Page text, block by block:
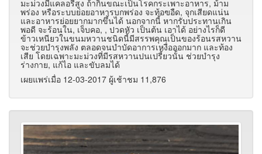
มะม่วงมีแคลอรีสูง ถ้ากินขณะเป็นโรคกระเพาะอาหาร, ม้าม
พร่อง หรือระบบย่อยอาหารบกพร่อง จะท้อฃอืด, จุกเสียดแน่น
และอาหารย่อยยากมากขึ้นได้ นอกจากนี้ หากรับประทานเกิน
พอดี จะร้อนใน, เจ็บคอ, , ปวดหัว เป็นต้น เอาได้ อย่างไรก็ดี
ข้าวเหนียวในขนมหวานชนิดนี้มีสรรพคุณเป็นของร้อนรสหวาน
จะช่วยบำรุงพลัง ตลอดจนบำบัดอาการเหงื่อออกมาก และท้อง
เสีย โดยเฉพาะมะม่วงที่มีรสหวานปนเปรี้ยวนั้น ช่วยบำรุง
ร่างกาย, แก้ไอ และขับลมได้
เผยแพร่เมื่อ 12-03-2017 ผู้เช้าชม 11,876